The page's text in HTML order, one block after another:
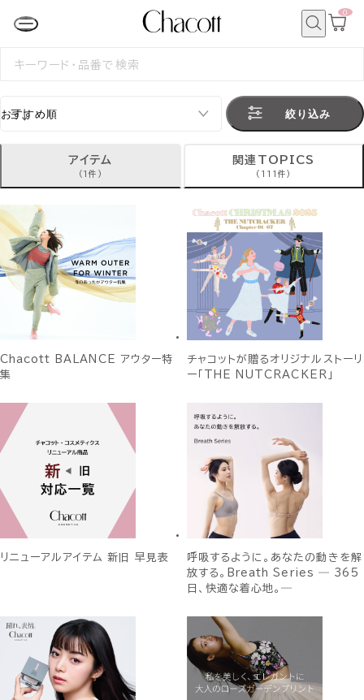
カ
0
検
絞り込み
アイテム
(1件)
関連TOPICS
(111件)
Chacott BALANCE アウター特
集
チャコットが贈るオリジナルストーリ
ー「THE NUTCRACKER」
リニューアルアイテム 新旧 早見表
呼吸するように。あなたの動きを解
放する。Breath Series ― 365
日、快適な着心地。―